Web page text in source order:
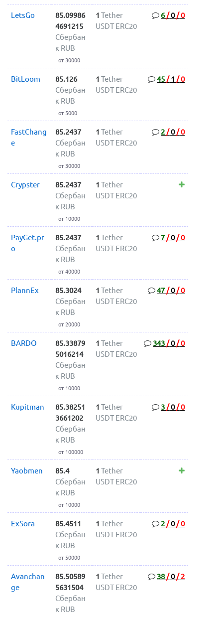
LetsGo
85.09986
4691215
Сбербан
к RUB
от 30000
1 Tether
USDT ERC20
6/0/0
BitLoom
85.126
Сбербан
к RUB
от 5000
1 Tether
USDT ERC20
45 / 1 /0
FastChang
e
85.2437
Сбербан
к RUB
от 30000
1 Tether
USDT ERC20
2 /0/0
Crypster
85.2437
Сбербан
к RUB
от 10000
1 Tether
USDT ERC20
PayGet.pr
o
85.2437
Сбербан
к RUB
от 40000
1 Tether
USDT ERC20
7/0/0
PlannEx
85.3024
Сбербан
к RUB
от 20000
1 Tether
USDT ERC20
47/0/0
BARDO
85.33879
5016214
Сбербан
к RUB
от 10000
1 Tether
USDT ERC20
343 /0/0
Kupitman
85.38251
3661202
Сбербан
к RUB
от 100000
1 Tether
USDT ERC20
3 /0/0
Yaobmen
85.4
Сбербан
к RUB
от 10000
1 Tether
USDT ERC20
ExSora
85.4511
Сбербан
к RUB
от 50000
1 Tether
USDT ERC20
2 /0/0
Avanchan
ge
85.50589
5631504
Сбербан
к RUB
1 Tether
USDT ERC20
38/0/ 2